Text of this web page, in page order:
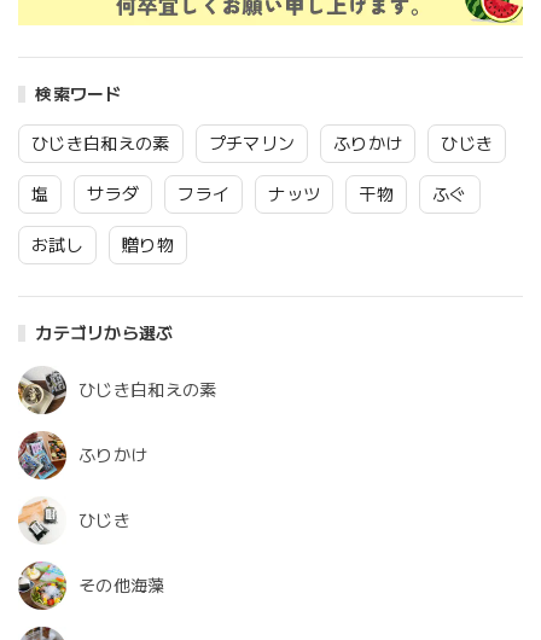
検索ワード
ひじき白和えの素 プチマリン ふりかけ ひじき
塩 サラダ フライ ナッツ 干物 ふぐ
お試し 贈り物
カテゴリから選ぶ
ひじき白和えの素
ふりかけ
ひじき
その他海藻